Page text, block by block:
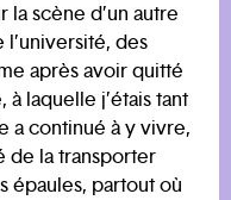
scène d’un autre
des
après avoir quitté
à laquelle j’étais tant
a continué à y vivre,
de la transporter
épaules, partout où